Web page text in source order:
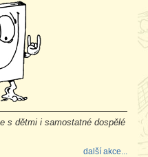
s dětmi i samostatné dospělé
další akce...